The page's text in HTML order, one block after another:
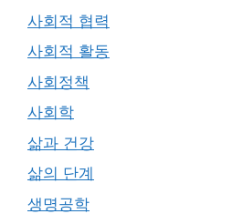
사회적 협력
사회적 활동
사회정책
사회학
삶과 건강
삶의 단계
생명공학